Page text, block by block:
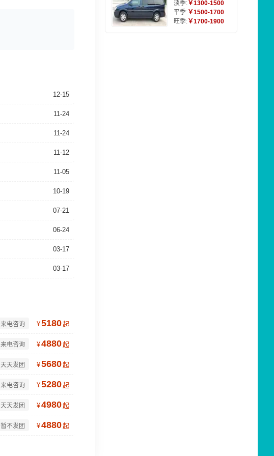
12-15
11-24
11-24
11-12
11-05
10-19
07-21
06-24
03-17
03-17
来电咨询 ¥5180起
来电咨询 ¥4880起
天天发团 ¥5680起
来电咨询 ¥5280起
天天发团 ¥4980起
暂不发团 ¥4880起
淡季:￥1300-1500
平季:￥1500-1700
旺季:￥1700-1900